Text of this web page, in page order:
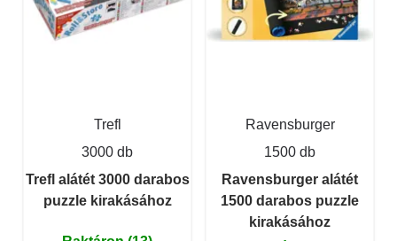
Trefl
3000 db
Trefl alátét 3000 darabos
puzzle kirakásához
Ravensburger
1500 db
Ravensburger alátét
1500 darabos puzzle
kirakásához